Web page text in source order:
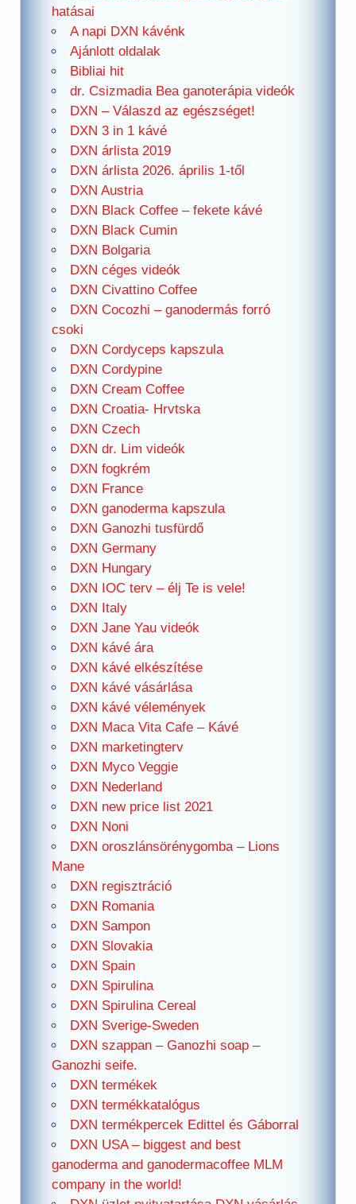
hatásai
A napi DXN kávénk
Ajánlott oldalak
Bibliai hit
dr. Csizmadia Bea ganoterápia videók
DXN – Válaszd az egészséget!
DXN 3 in 1 kávé
DXN árlista 2019
DXN árlista 2026. április 1-től
DXN Austria
DXN Black Coffee – fekete kávé
DXN Black Cumin
DXN Bolgaria
DXN céges videók
DXN Civattino Coffee
DXN Cocozhi – ganodermás forró
csoki
DXN Cordyceps kapszula
DXN Cordypine
DXN Cream Coffee
DXN Croatia- Hrvtska
DXN Czech
DXN dr. Lim videók
DXN fogkrém
DXN France
DXN ganoderma kapszula
DXN Ganozhi tusfürdő
DXN Germany
DXN Hungary
DXN IOC terv – élj Te is vele!
DXN Italy
DXN Jane Yau videók
DXN kávé ára
DXN kávé elkészítése
DXN kávé vásárlása
DXN kávé vélemények
DXN Maca Vita Cafe – Kávé
DXN marketingterv
DXN Myco Veggie
DXN Nederland
DXN new price list 2021
DXN Noni
DXN oroszlánsörénygomba – Lions
Mane
DXN regisztráció
DXN Romania
DXN Sampon
DXN Slovakia
DXN Spain
DXN Spirulina
DXN Spirulina Cereal
DXN Sverige-Sweden
DXN szappan – Ganozhi soap –
Ganozhi seife.
DXN termékek
DXN termékkatalógus
DXN termékpercek Edittel és Gáborral
DXN USA – biggest and best
ganoderma and ganodermacoffee MLM
company in the world!